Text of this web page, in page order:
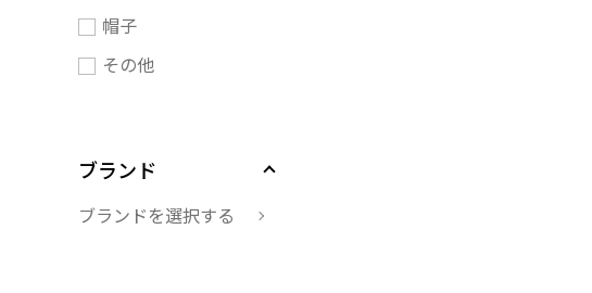
帽子
その他
ブランド
ブランドを選択する